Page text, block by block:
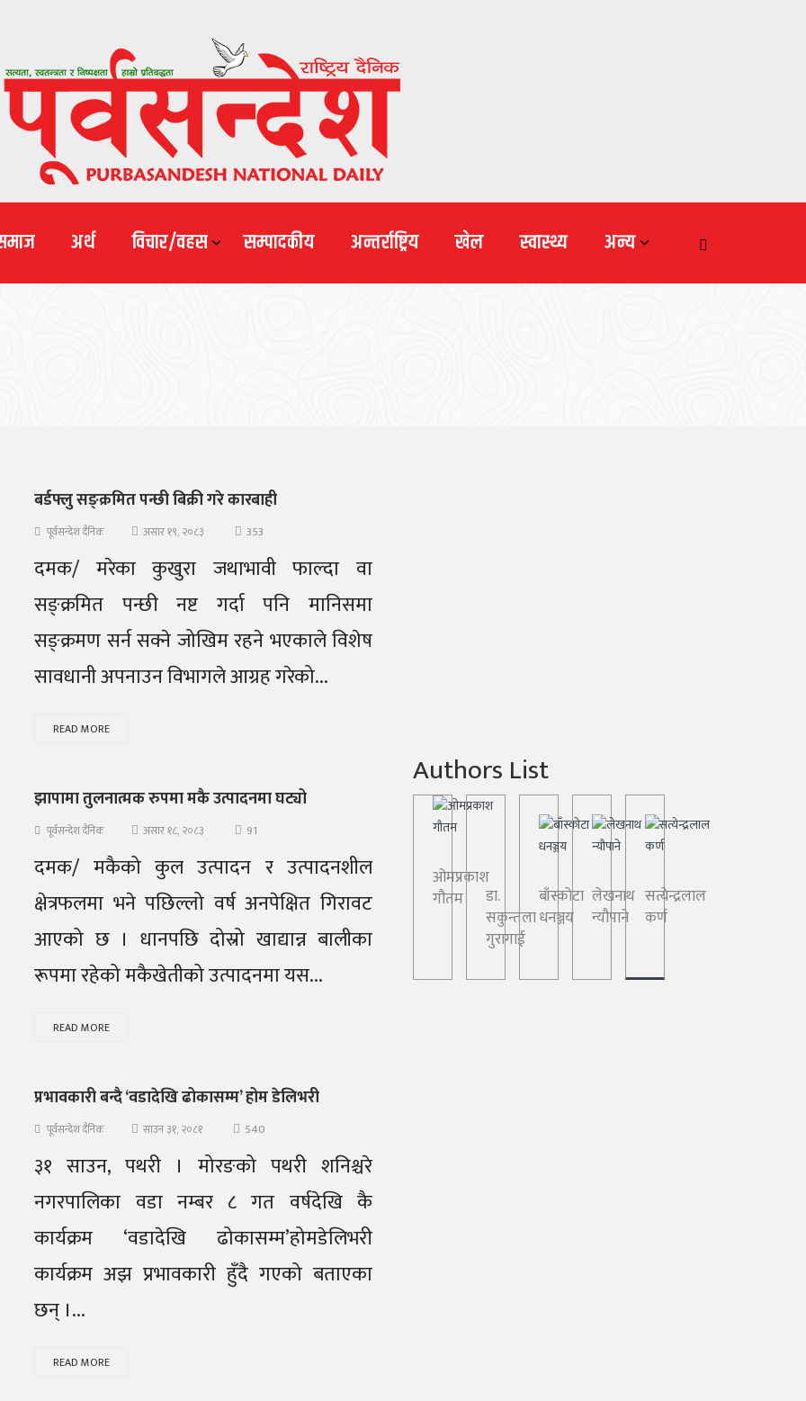
अर्थ विचार/वहस सम्पादकीय अन्तर्राष्ट्रिय खेल स्वास्थ्य अन्य
बर्डफ्लु सङ्क्रमित पन्छी बिक्री गरे कारबाही
पूर्वसन्देश दैनिक असार १९, २०८३ 353
दमक/ मरेका कुखुरा जथाभावी फाल्दा वा
सङ्क्रमित पन्छी नष्ट गर्दा पनि मानिसमा
सङ्क्रमण सर्न सक्ने जोखिम रहने भएकाले विशेष
सावधानी अपनाउन विभागले आग्रह गरेको...
READ MORE
झापामा तुलनात्मक रुपमा मकै उत्पादनमा घट्यो
पूर्वसन्देश दैनिक असार १८, २०८३ 91
दमक/ मकैको कुल उत्पादन र उत्पादनशील
क्षेत्रफलमा भने पछिल्लो वर्ष अनपेक्षित गिरावट
आएको छ । धानपछि दोस्रो खाद्यान्न बालीका
रूपमा रहेको मकैखेतीको उत्पादनमा यस...
READ MORE
प्रभावकारी बन्दै ‘वडादेखि ढोकासम्म’ होम डेलिभरी
पूर्वसन्देश दैनिक साउन ३१, २०८१ 540
३१ साउन, पथरी । मोरङको पथरी शनिश्चरे
नगरपालिका वडा नम्बर ८ गत वर्षदेखि कै
कार्यक्रम ‘वडादेखि ढोकासम्म’होमडेलिभरी
कार्यक्रम अझ प्रभावकारी हुँदै गएको बताएका
छन् ।...
READ MORE
Authors List
ओमप्रकाश
गौतम
डा.
सकुन्तला
गुरागाई
बाँस्कोटा
धनञ्जय
लेखनाथ
न्यौपाने
सत्येन्द्रलाल
कर्ण